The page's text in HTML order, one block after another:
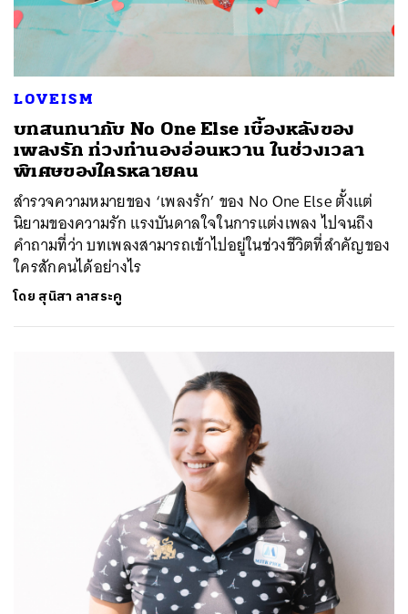
LOVEISM
บทสนทนากับ No One Else เบื้องหลังของ
เพลงรัก ท่วงทำนองอ่อนหวาน ในช่วงเวลา
พิเศษของใครหลายคน
สำรวจความหมายของ ‘เพลงรัก’ ของ No One Else ตั้งแต่
นิยามของความรัก แรงบันดาลใจในการแต่งเพลง ไปจนถึง
คำถามที่ว่า บทเพลงสามารถเข้าไปอยู่ในช่วงชีวิตที่สำคัญของ
ใครสักคนได้อย่างไร
โดย สุนิสา ลาสระคู